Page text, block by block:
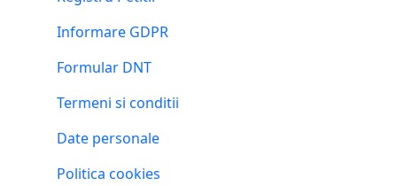
Informare GDPR
Formular DNT
Termeni si conditii
Date personale
Politica cookies